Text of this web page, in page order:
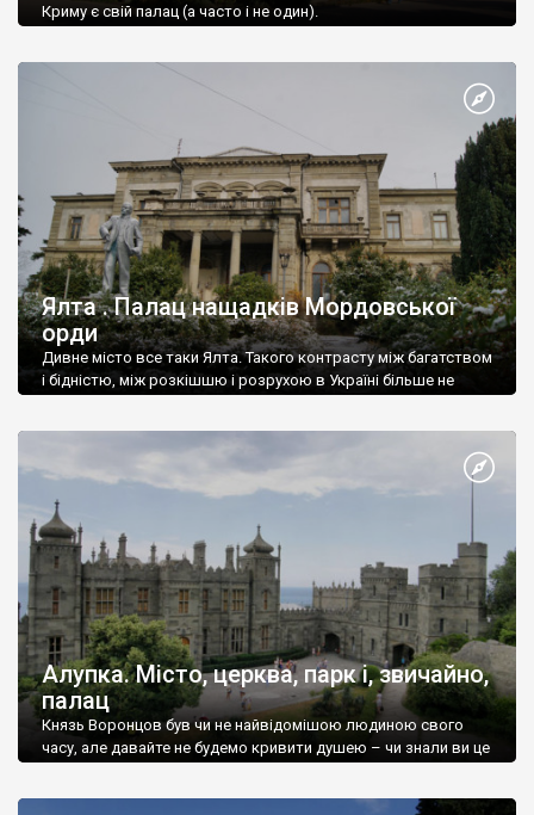
Криму є свій палац (а часто і не один).
Ялта . Палац нащадків Мордовської
орди
Дивне місто все таки Ялта. Такого контрасту між багатством
і бідністю, між розкішшю і розрухою в Україні більше не
Алупка. Місто, церква, парк і, звичайно,
палац
Князь Воронцов був чи не найвідомішою людиною свого
часу, але давайте не будемо кривити душею – чи знали ви це